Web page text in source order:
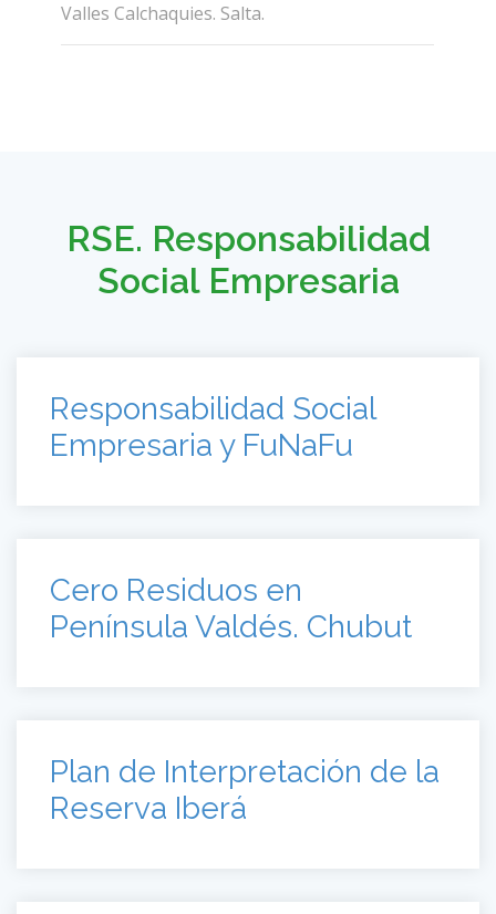
Valles Calchaquies. Salta.
RSE. Responsabilidad
Social Empresaria
Responsabilidad Social
Empresaria y FuNaFu
Cero Residuos en
Península Valdés. Chubut
Plan de Interpretación de la
Reserva Iberá